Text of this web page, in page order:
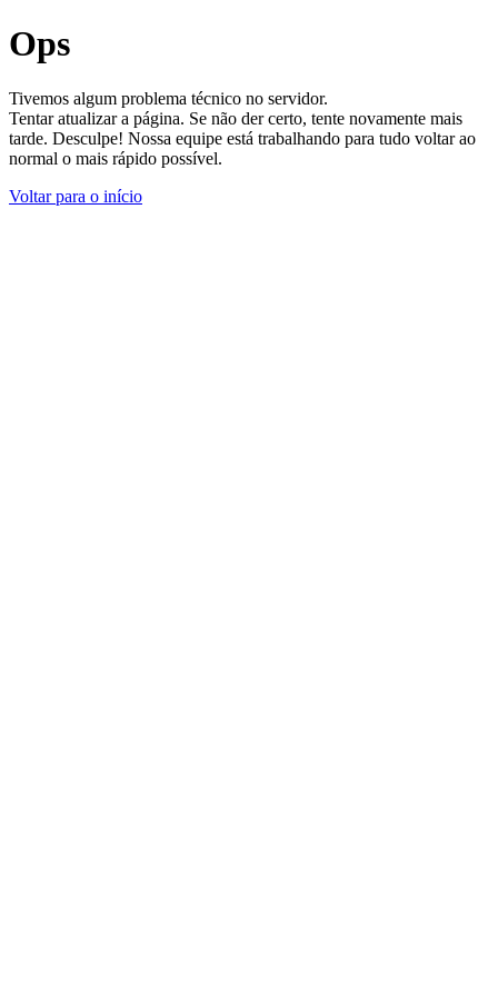
Ops
Tivemos algum problema técnico no servidor.
Tentar atualizar a página. Se não der certo, tente novamente mais
tarde. Desculpe! Nossa equipe está trabalhando para tudo voltar ao
normal o mais rápido possível.
Voltar para o início